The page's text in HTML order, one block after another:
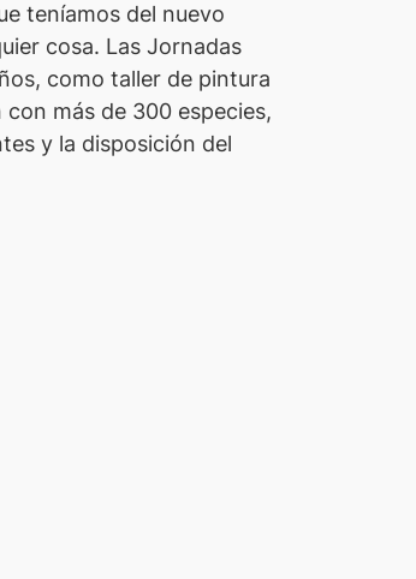
teníamos del nuevo
cosa. Las Jornadas
como taller de pintura
más de 300 especies,
y la disposición del